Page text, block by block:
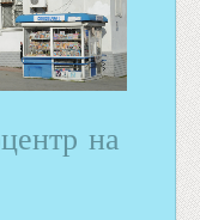
на